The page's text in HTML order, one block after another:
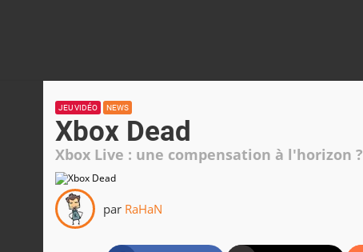
JEU VIDÉO NEWS
Xbox Dead
Xbox Live : une compensation à l'horizon ?
par RaHaN